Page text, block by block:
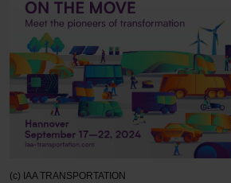
(c) IAA TRANSPORTATION